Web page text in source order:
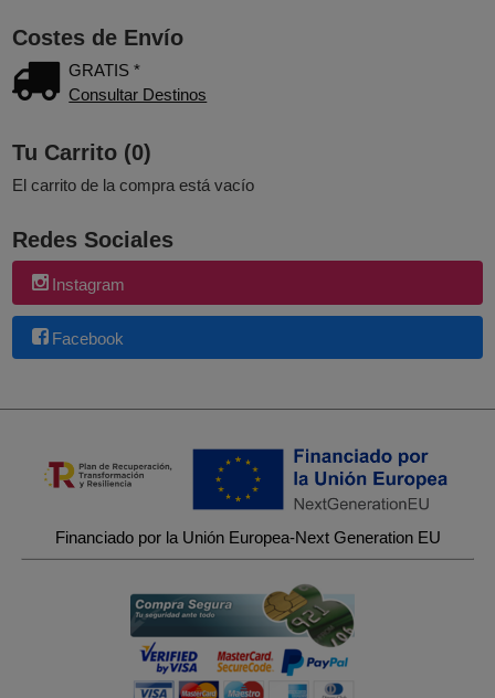
Costes de Envío
GRATIS *
Consultar Destinos
Tu Carrito (0)
El carrito de la compra está vacío
Redes Sociales
Instagram
Facebook
Financiado por la Unión Europea-Next Generation EU